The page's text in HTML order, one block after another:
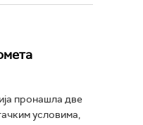
пронашла две
условима,